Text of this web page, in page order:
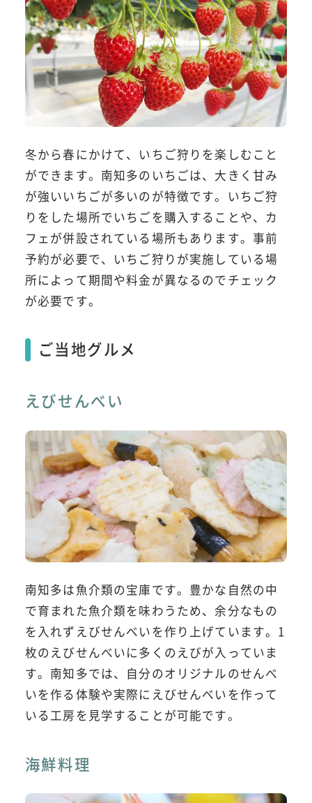
冬から春にかけて、いちご狩りを楽しむこと
ができます。南知多のいちごは、大きく甘み
が強いいちごが多いのが特徴です。いちご狩
りをした場所でいちごを購入することや、カ
フェが併設されている場所もあります。事前
予約が必要で、いちご狩りが実施している場
所によって期間や料金が異なるのでチェック
が必要です。
ご当地グルメ
えびせんべい
南知多は魚介類の宝庫です。豊かな自然の中
で育まれた魚介類を味わうため、余分なもの
を入れずえびせんべいを作り上げています。1
枚のえびせんべいに多くのえびが入っていま
す。南知多では、自分のオリジナルのせんべ
いを作る体験や実際にえびせんべいを作って
いる工房を見学することが可能です。
海鮮料理